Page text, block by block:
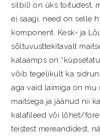
silbil) on üks toitudest,
ei saagi, need on selle
komponent. Kesk- ja
sõltuvusttekitavalt
kalaamps on
võib tegelikult ka
aga vaid laimiga on mu
maitsega ja jäänud nii
kalafileed või lõhet/
teistest mereandidest,